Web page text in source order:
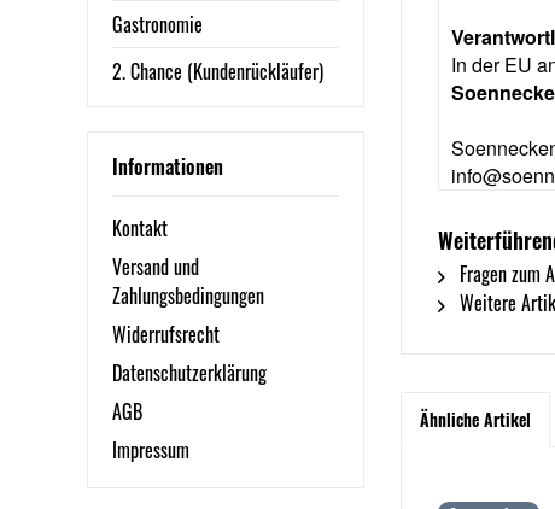
Gastronomie
2. Chance (Kundenrückläufer)
Informationen
Kontakt
Versand und
Zahlungsbedingungen
Widerrufsrecht
Datenschutzerklärung
AGB
Impressum
In der EU
Fragen zum
Weitere
Ähnliche Artikel